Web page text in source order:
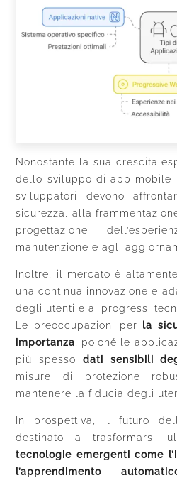
Nonostante la sua crescita
dello sviluppo di app mobile
sviluppatori devono
sicurezza, alla
progettazione
manutenzione e agli
Inoltre, il mercato è
una continua innovazione e
degli utenti e ai progressi
Le preoccupazioni per
la
importanza , poiché le
più spesso dati sensibili
misure di protezione
mantenere la fiducia degli
In prospettiva, il futuro
destinato a trasformarsi
tecnologie emergenti come
l’apprendimento